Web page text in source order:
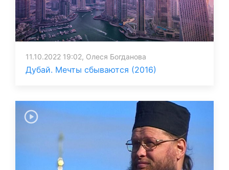
11.10.2022 19:02, Олеся Богданова
Дубай. Мечты сбываются (2016)